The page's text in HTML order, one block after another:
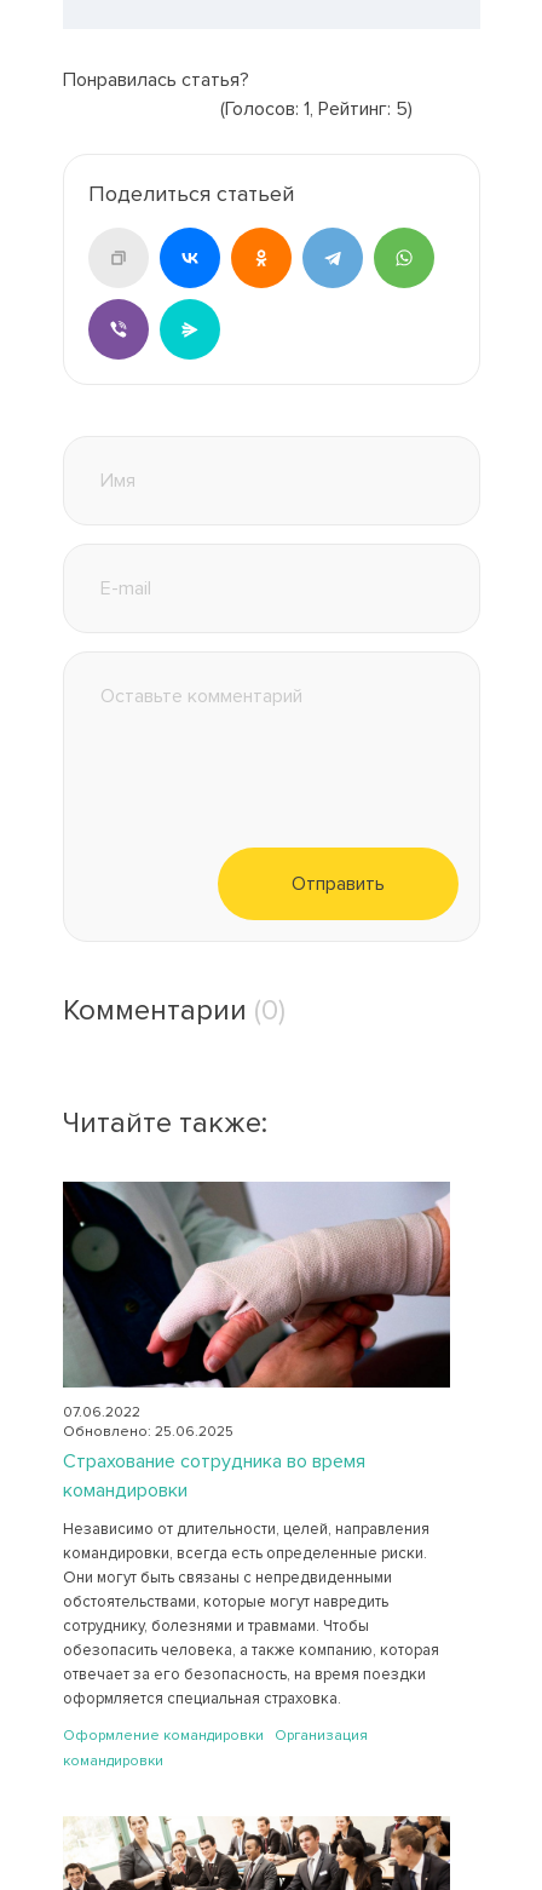
Понравилась статья?
(Голосов: 1, Рейтинг: 5)
Поделиться статьей
Отправить
Комментарии (0)
Читайте также:
07.06.2022
Обновлено: 25.06.2025
Страхование сотрудника во время
командировки
Независимо от длительности, целей, направления
командировки, всегда есть определенные риски.
Они могут быть связаны с непредвиденными
обстоятельствами, которые могут навредить
сотруднику, болезнями и травмами. Чтобы
обезопасить человека, а также компанию, которая
отвечает за его безопасность, на время поездки
оформляется специальная страховка.
Оформление командировки Организация
командировки